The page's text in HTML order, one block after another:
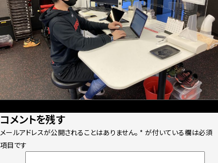
on
size
コメントを残す
メールアドレスが公開されることはありません。 * が付いている欄は必須
項目です